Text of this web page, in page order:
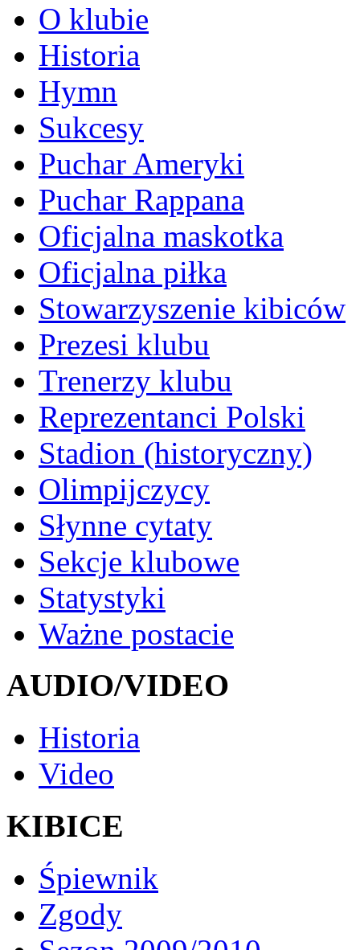
O klubie
Historia
Hymn
Sukcesy
Puchar Ameryki
Puchar Rappana
Oficjalna maskotka
Oficjalna piłka
Stowarzyszenie kibiców
Prezesi klubu
Trenerzy klubu
Reprezentanci Polski
Stadion (historyczny)
Olimpijczycy
Słynne cytaty
Sekcje klubowe
Statystyki
Ważne postacie
AUDIO/VIDEO
Historia
Video
KIBICE
Śpiewnik
Zgody